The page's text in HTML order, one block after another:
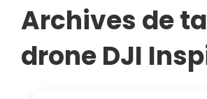
LUXE
Archives de
drone DJI